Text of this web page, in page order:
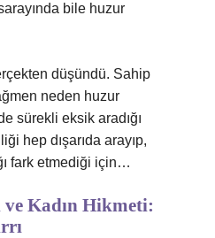
bile huzur
düşündü. Sahip
neden huzur
sürekli eksik aradığı
hep dışarıda arayıp,
fark etmediği için…
Kadın Hikmeti: